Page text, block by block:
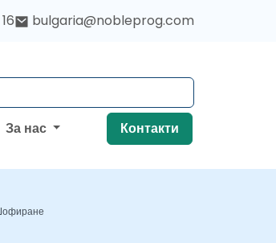
bulgaria@nobleprog.com
За нас Контакти